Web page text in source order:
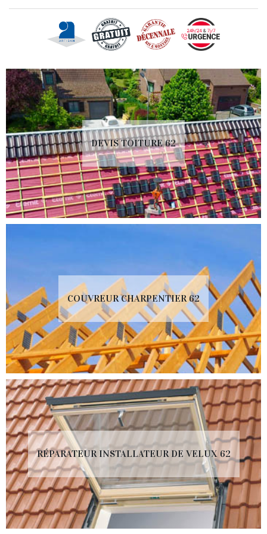
DEVIS TOITURE 62
COUVREUR CHARPENTIER 62
RÉPARATEUR INSTALLATEUR DE VELUX 62